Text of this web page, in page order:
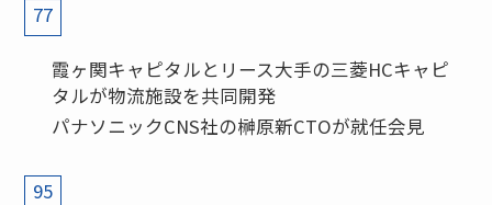
77
霞ヶ関キャピタルとリース大手の三菱HCキャピ
タルが物流施設を共同開発
パナソニックCNS社の榊原新CTOが就任会見
95